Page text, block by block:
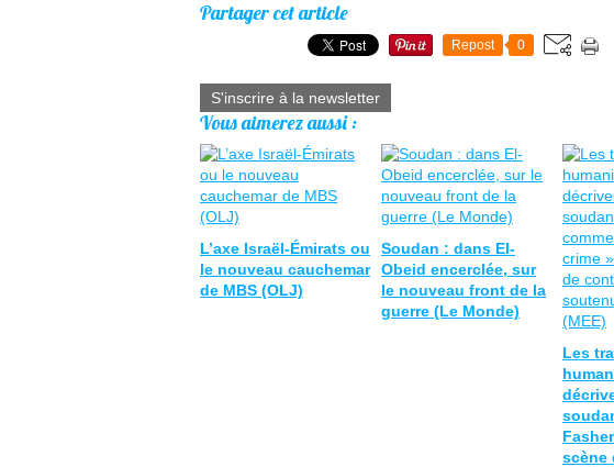
Partager cet article
Repost 0
S'inscrire à la newsletter
Vous aimerez aussi :
L’axe Israël-Émirats ou
le nouveau cauchemar
de MBS (OLJ)
Soudan : dans El-
Obeid encerclée, sur
le nouveau front de la
guerre (Le Monde)
Les
scène